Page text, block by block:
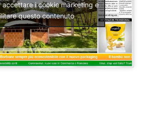
accettare i cookie marketing e
questo contenuto